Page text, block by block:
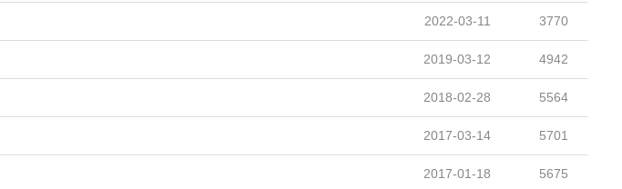
2022-03-11 3770
2019-03-12 4942
2018-02-28 5564
2017-03-14 5701
2017-01-18 5675